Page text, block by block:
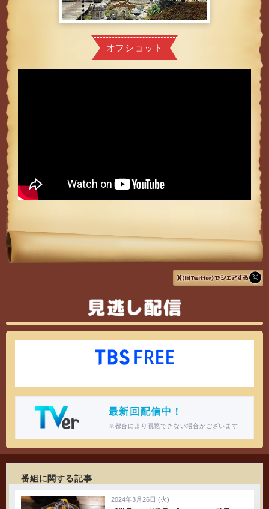
オフショット
最新回配信中！
※都合により視聴できない場合がございます
番組に関する記事